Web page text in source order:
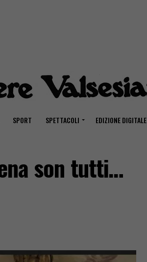
SPORT SPETTACOLI EDIZIONE DIGITALE
son tutti…